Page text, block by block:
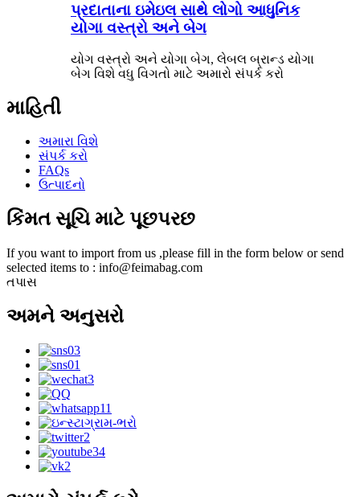
પ્રદાતાના ઇમેઇલ સાથે લોગો આધુનિક
યોગા વસ્ત્રો અને બેગ
યોગ વસ્ત્રો અને યોગા બેગ, લેબલ બ્રાન્ડ યોગા
બેગ વિશે વધુ વિગતો માટે અમારો સંપર્ક કરો
માહિતી
અમારા વિશે
સંપર્ક કરો
FAQs
ઉત્પાદનો
કિંમત સૂચિ માટે પૂછપરછ
If you want to import from us ,please fill in the form below or send
selected items to : info@feimabag.com
તપાસ
અમને અનુસરો